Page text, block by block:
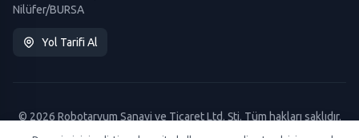
Nilüfer/BURSA
Yol Tarifi Al
© 2026 Robotaryum Sanayi ve Ticaret Ltd. Şti. Tüm hakları saklıdır.